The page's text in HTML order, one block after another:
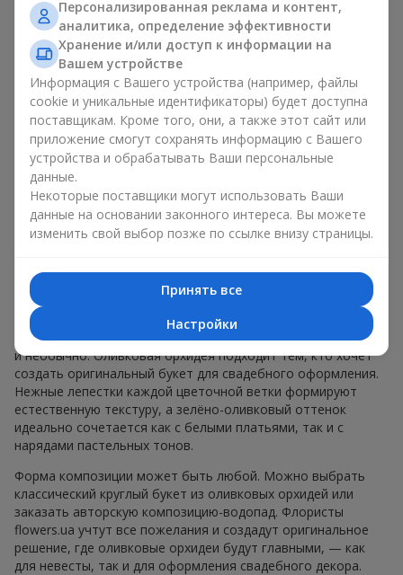
которая идеально подойдёт дляофициальных мероприятий
и важных праздников. Букет из оливковой орхидеи
прекрасно дополняет офисные интерьеры, залы для
деловых переговоров и презентаций. Это также
утончённый подарок на юбилей, если получатель ценит
экзотику и дорогую сдержанность.
Благодаря аккуратному внешнему виду букет оливковых
орхидей — безупречный подарок из экзотических цветов
для бизнес-партнёров или коллег.
Свадебные букеты из
оливковых орхидей:
нестандартное решение для
современной невесты
Букет оливковых орхидей в руках невесты выглядит изящно
и необычно. Оливковая орхидея подходит тем, кто хочет
создать оригинальный букет для свадебного оформления.
Нежные лепестки каждой цветочной ветки формируют
естественную текстуру, а зелёно-оливковый оттенок
идеально сочетается как с белыми платьями, так и с
нарядами пастельных тонов.
Форма композиции может быть любой. Можно выбрать
классический круглый букет из оливковых орхидей или
заказать авторскую композицию-водопад. Флористы
flowers.ua учтут все пожелания и создадут оригинальное
решение, где оливковые орхидеи будут главными, — как
для невесты, так и для оформления свадебного декора.
Персонализированная реклама и контент,
аналитика, определение эффективности
Хранение и/или доступ к информации на
Вашем устройстве
Информация с Вашего устройства (например, файлы
cookie и уникальные идентификаторы) будет доступна
поставщикам. Кроме того, они, а также этот сайт или
приложение смогут сохранять информацию с Вашего
устройства и обрабатывать Ваши персональные
данные.
Некоторые поставщики могут использовать Ваши
данные на основании законного интереса. Вы можете
изменить свой выбор позже по ссылке внизу страницы.
Принять все
Настройки